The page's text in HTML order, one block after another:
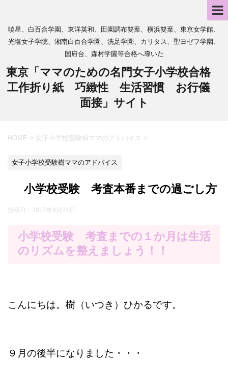
暁星、白百合学園、東洋英和、田園調布雙葉、横浜雙葉、東京女学館、
光塩女子学院、湘南白百合学園、洗足学園、カリタス、聖ヨゼフ学園、
国府台、森村学園等合格へ導いた
東京「ママのための名門女子小学校合格
工作折り紙 巧緻性 生活習慣 お行儀
面接」サイト
HOME > 女子小学校受験樹ママのアドバイス >
女子小学校受験樹ママのアドバイス
小学校受験 考査本番までの過ごし方
投稿日： 2017年9月24日
小学校受験 考査までの１か月は生活
のリズムを整えましょう！！
こんにちは。樹（いつき）ひかるです。
９月の後半になりました・・・